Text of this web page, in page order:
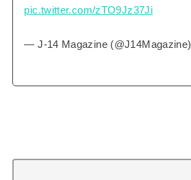
pic.twitter.com/zTO9Jz37Ji
— J-14 Magazine (@J14Magazine)